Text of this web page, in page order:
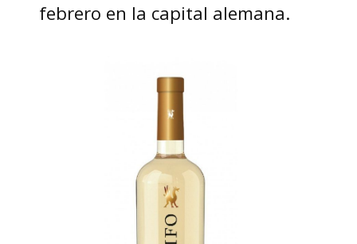
febrero en la capital alemana.